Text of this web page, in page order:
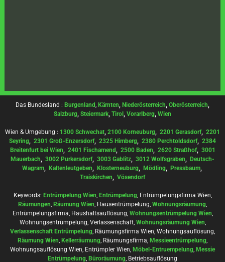
Das Bundesland : Burgenland, Kärnten, Niederösterreich, Oberösterreich,
Salzburg, Steiermark, Tirol , Vorarlberg, Wien
Wien & Umgebung : 1300 Schwechat, 2100 Korneuburg, 2201 Gerasdorf, 2201
Seyring, 2301 Groß-Enzersdorf, 2325 Himberg, 2380 Perchtoldsdorf, 2384
Breitenfurt bei Wien, 2401 Fischamend, 2500 Baden, 2620 Straßhof, 3001
Mauerbach, 3002 Purkersdorf, 3003 Gablitz, 3012 Wolfsgraben, Deutsch-
Wagram, Kaltenleutgeben, Klosterneuburg, Mödling, Pressbaum,
Traiskirchen, Vösendorf
Keywords: Entrümpelung Wien, Entrümpelung, Entrümpelungsfirma Wien,
Räumungen, Räumung Wien, Hausentrümpelung, Wohnungsräumung,
Entrümpelungsfirma, Haushaltsauflösung, Wohnungsentrümpelung Wien,
Wohnungsentrümpelung, Verlassenschaft, Wohnungsräumung Wien,
Verlassenschaft Entrümpelung, Räumungsfirma Wien, Wohnungsauflösung,
Räumung Wien, Kellerräumung, Räumungsfirma, Messieentrümpelung,
Wohnungsauflösung Wien, Entrümpler Wien, Möbel-Entruempelung, Messie
Entrümpelung, Büroräumung, Betriebsauflösung